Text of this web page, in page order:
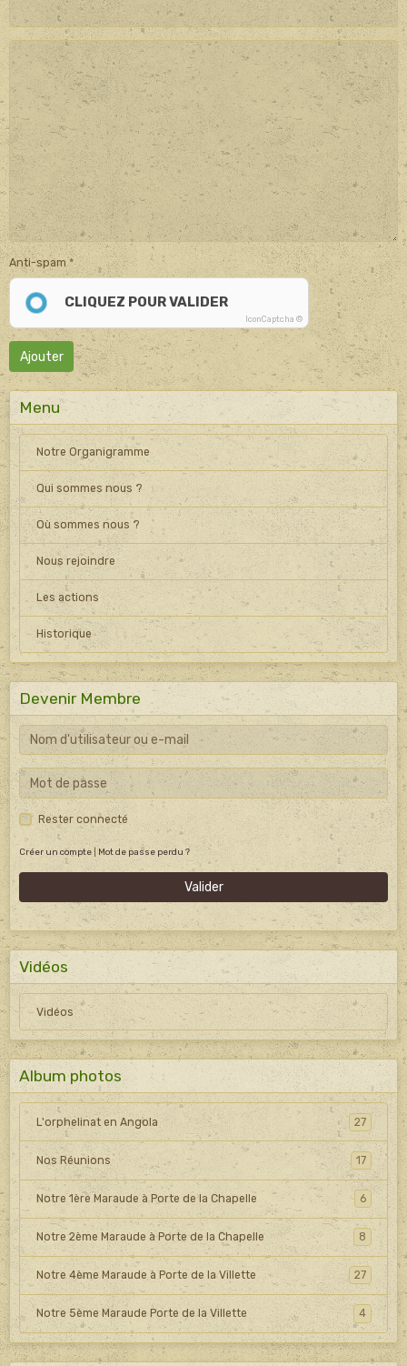
Anti-spam
CLIQUEZ POUR VALIDER
IconCaptcha ©
Ajouter
Menu
Notre Organigramme
Qui sommes nous ?
Où sommes nous ?
Nous rejoindre
Les actions
Historique
Devenir Membre
Rester connecté
Créer un compte |Mot de passe perdu ?
Valider
Vidéos
Vidéos
Album photos
L'orphelinat en Angola 27
Nos Réunions 17
Notre 1ère Maraude à Porte de la Chapelle 6
Notre 2ème Maraude à Porte de la Chapelle 8
Notre 4ème Maraude à Porte de la Villette 27
Notre 5ème Maraude Porte de la Villette 4